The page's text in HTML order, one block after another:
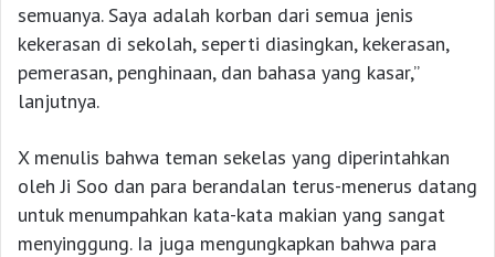
semuanya. Saya adalah korban dari semua jenis
kekerasan di sekolah, seperti diasingkan, kekerasan,
pemerasan, penghinaan, dan bahasa yang kasar,”
lanjutnya.
X menulis bahwa teman sekelas yang diperintahkan
oleh Ji Soo dan para berandalan terus-menerus datang
untuk menumpahkan kata-kata makian yang sangat
menyinggung. Ia juga mengungkapkan bahwa para